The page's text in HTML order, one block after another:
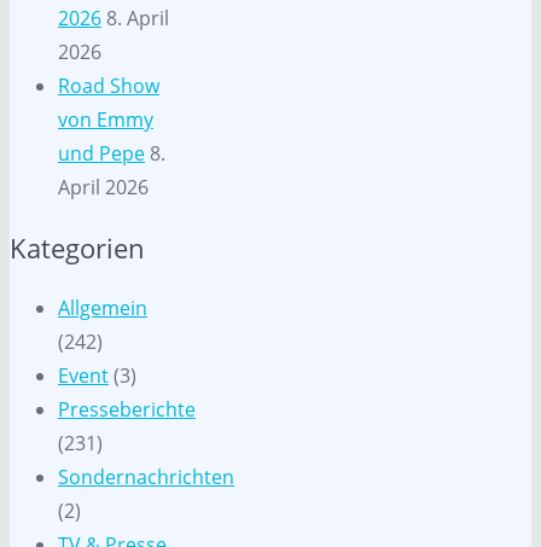
2026 8. April
2026
Road Show
von Emmy
und Pepe 8.
April 2026
Kategorien
Allgemein
(242)
Event(3)
Presseberichte
(231)
Sondernachrichten
(2)